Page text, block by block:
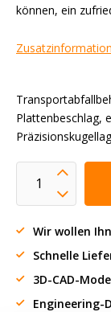
können, ein
Zusatzinformation
Plattenbeschlag,
Wir wollen
Schnelle
3D-CAD-
Engineering-